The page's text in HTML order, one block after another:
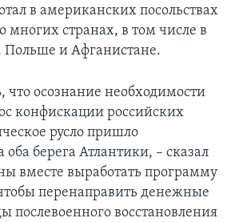
в американских посольствах
многих странах, в том числе в
Польше и Афганистане.
что осознание необходимости
конфискации российских
русло пришло
берега Атлантики, – сказал
вместе выработать программу
перенаправить денежные
послевоенного восстановления